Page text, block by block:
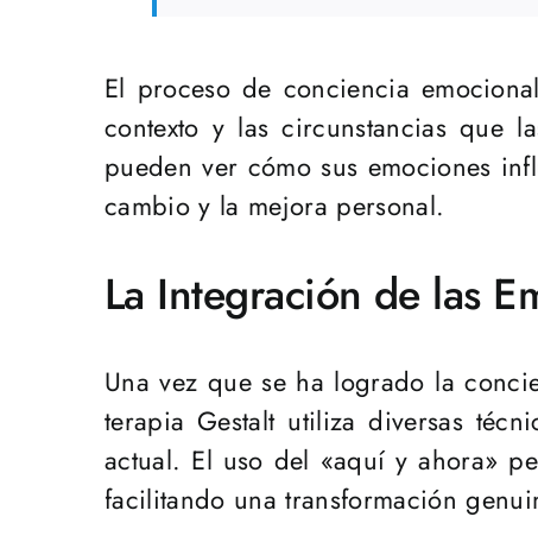
El proceso de conciencia
contexto y las circunstancias que
pueden ver cómo sus emociones
cambio y la mejora personal.
La Integración de las
Una vez que se ha logrado la
terapia Gestalt utiliza diversas
actual. El uso del «aquí y ahora»
facilitando una transformación